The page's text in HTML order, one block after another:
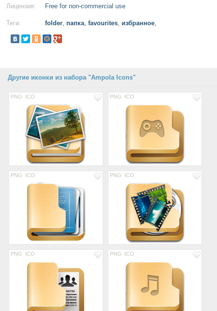
Лицензия: Free for non-commercial use
Теги: folder, папка, favourites, избранное,
Другие иконки из набора "Ampola Icons"
PNG ICO PNG ICO
PNG ICO PNG ICO
PNG ICO PNG ICO